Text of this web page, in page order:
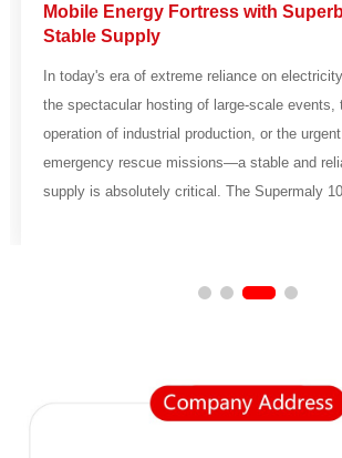
Mobile Energy Fortress with
Stable Supply
In today's era of extreme reliance on
the spectacular hosting of large-scale events,
operation of industrial production, or the
emergency rescue missions—a stable and
supply is absolutely critical. The Supermaly